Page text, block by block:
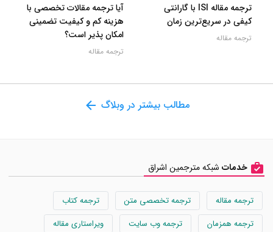
ترجمه مقاله ISI با گارانتی
کیفی در سریع‌ترین زمان
ترجمه مقاله
آیا ترجمه مقالات تخصصی با
هزینه کم و کیفیت تضمینی
امکان پذیر است؟
ترجمه مقاله
مطالب بیشتر در وبلاگ
خدمات شبکه مترجمین اشراق
ترجمه مقاله ترجمه تخصصی متن
ترجمه کتاب
ترجمه همزمان
ترجمه وب سایت
ویراستاری مقاله